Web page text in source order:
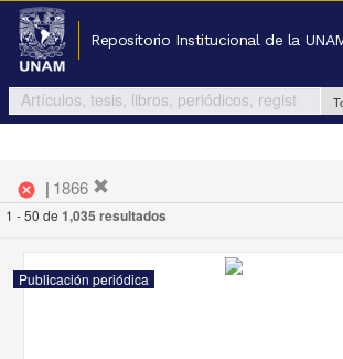
Repositorio Institucional de la
cancel | 1866
1 - 50 de 1,035 resultados
Publicación periódica